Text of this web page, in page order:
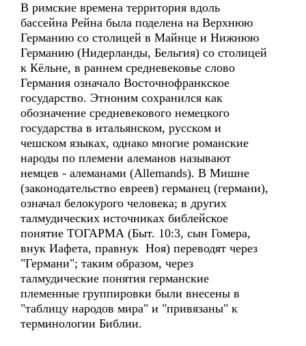
В римские времена территория вдоль
бассейна Рейна была поделена на Верхнюю
Германию со столицей в Майнце и Нижнюю
Германию (Нидерланды, Бельгия) со столицей
к Кёльне, в раннем средневековье слово
Германия означало Восточнофранкское
государство. Этноним сохранился как
обозначение средневекового немецкого
государства в итальянском, русском и
чешском языках, однако многие романские
народы по племени алеманов называют
немцев - алеманами (Allemands). В Мишне
(законодательство евреев) германец (германи),
означал белокурого человека; в других
талмудических источниках библейское
понятие ТОГАРМА (Быт. 10:3, сын Гомера,
внук Иафета, правнук Ноя) переводят через
"Германи"; таким образом, через
талмудические понятия германские
племенные группировки были внесены в
"таблицу народов мира" и "привязаны" к
терминологии Библии.